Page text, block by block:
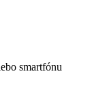
smartfónu